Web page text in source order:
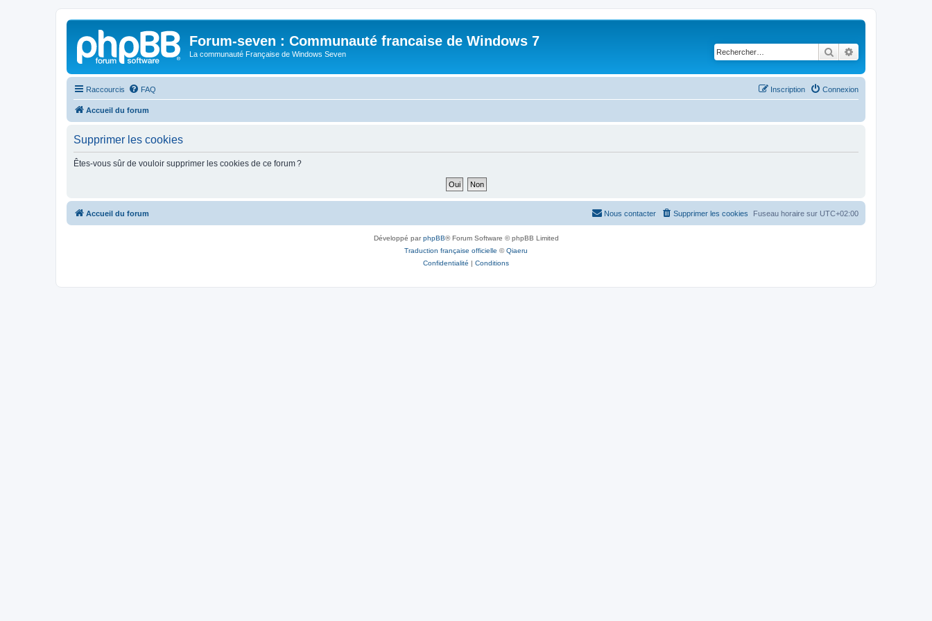
Forum-seven : Communauté francaise de Windows 7
La communauté Française de Windows Seven Rechercher
Raccourcis FAQ Connexion
Inscription
Accueil du forum
Supprimer les cookies
Êtes-vous sûr de vouloir supprimer les cookies de ce forum ?
Accueil du forum Fuseau horaire sur UTC+02:00
Supprimer les cookies
Nous contacter
Développé parphpBB® Forum Software © phpBB Limited
Traduction française officielle ©Qiaeru
Confidentialité | Conditions